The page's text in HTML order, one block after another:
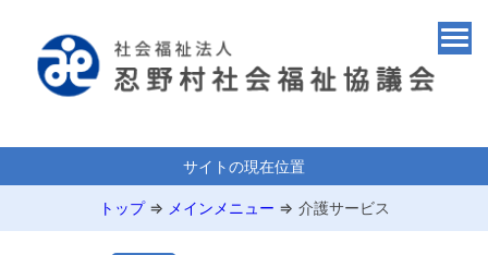
サイトの現在位置
トップ⇒ メインメニュー ⇒ 介護サービス